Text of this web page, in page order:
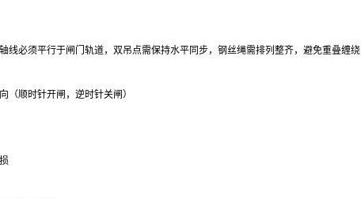
线必须平行于闸门轨道，双吊点需保持水平同步，钢丝绳需排列整齐，避免重叠缠绕
（顺时针开闸，逆时针关闸）